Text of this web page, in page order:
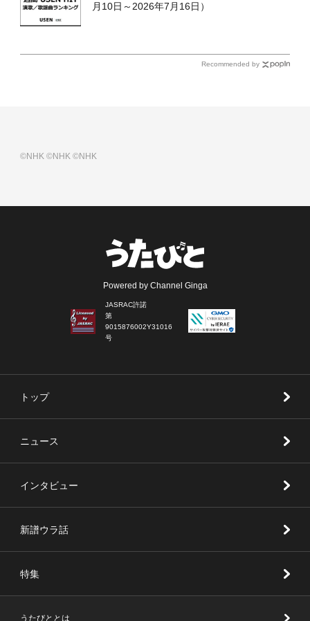
月10日～2026年7月16日）
Recommended by
©NHK©NHK©NHK
Powered by Channel Ginga
JASRAC許諾
第
9015876002Y31016
号
トップ
ニュース
インタビュー
新譜ウラ話
特集
うたびととは